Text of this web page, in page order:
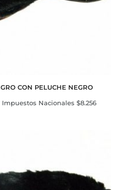
CON PELUCHE NEGRO
Impuestos Nacionales $8.256